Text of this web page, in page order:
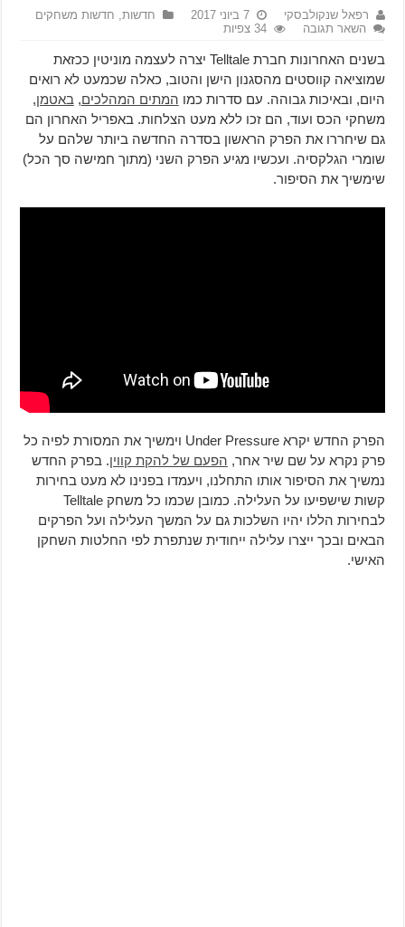
רפאל שנקולבסקי 7 ביוני 2017 חדשות, חדשות משחקים
השאר תגובה
34 צפיות
בשנים האחרונות חברת Telltale יצרה לעצמה מוניטין ככזאת
שמוציאה קווסטים מהסגנון הישן והטוב, כאלה שכמעט לא רואים
היום, ובאיכות גבוהה. עם סדרות כמו המתים המהלכים, באטמן,
משחקי הכס ועוד, הם זכו ללא מעט הצלחות. באפריל האחרון הם
גם שיחררו את הפרק הראשון בסדרה החדשה ביותר שלהם על
שומרי הגלקסיה. ועכשיו מגיע הפרק השני (מתוך חמישה סך הכל)
שימשיך את הסיפור.
הפרק החדש יקרא Under Pressure וימשיך את המסורת לפיה כל
פרק נקרא על שם שיר אחר, הפעם של להקת קווין. בפרק החדש
נמשיך את הסיפור אותו התחלנו, ויעמדו בפנינו לא מעט בחירות
קשות שישפיעו על העלילה. כמובן שכמו כל משחק Telltale
לבחירות הללו יהיו השלכות גם על המשך העלילה ועל הפרקים
הבאים ובכך ייצרו עלילה ייחודית שנתפרת לפי החלטות השחקן
האישי.